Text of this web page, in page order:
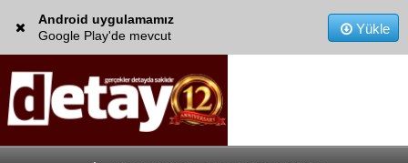
Android uygulamamız
Google Play'de mevcut
Yükle